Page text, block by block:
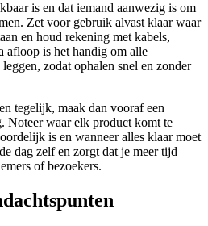
is en dat iemand aanwezig is om
Zet voor gebruik alvast klaar waar
en houd rekening met kabels,
afloop is het handig om alle
zodat ophalen snel en zonder
tegelijk, maak dan vooraf een
Noteer waar elk product komt te
is en wanneer alles klaar moet
dag zelf en zorgt dat je meer tijd
of bezoekers.